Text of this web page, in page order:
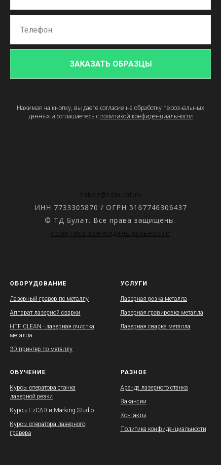
ЗАКАЗАТЬ ОБРАЗЦЫ
Нажимая на кнопку, вы даете согласие на обработку персональных
данных и соглашаетесь c политикой конфиденциальности
ИНН 7733305870 / ОГРН 5167746306437
© ТД Булат. Все права защищены.
ОБОРУДОВАНИЕ
Лазерный гравер по металлу
Аппарат лазерной сварки
HTF CLEAN - лазерная очистка
металла
3D принтер по металлу
УСЛУГИ
Лазерная резка металла
Лазерная гравировка металла
Лазерная сварка металла
ОБУЧЕНИЕ
Курсы оператора станка
лазерной резки
Курсы EzCAD и Marking Studio
Курсы оператора лазерного
гравера
РАЗНОЕ
Аренда лазерного станка
Вакансии
Контакты
Политика конфиденциальности